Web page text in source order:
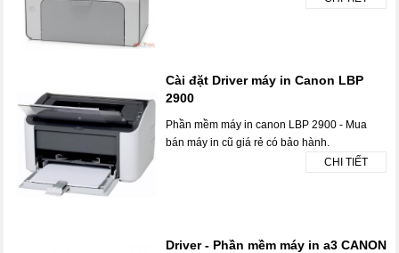
Cài đặt Driver máy in Canon LBP
2900
Phần mềm máy in canon LBP 2900 - Mua
bán máy in cũ giá rẻ có bảo hành.
CHI TIẾT
Driver - Phần mềm máy in a3 CANON